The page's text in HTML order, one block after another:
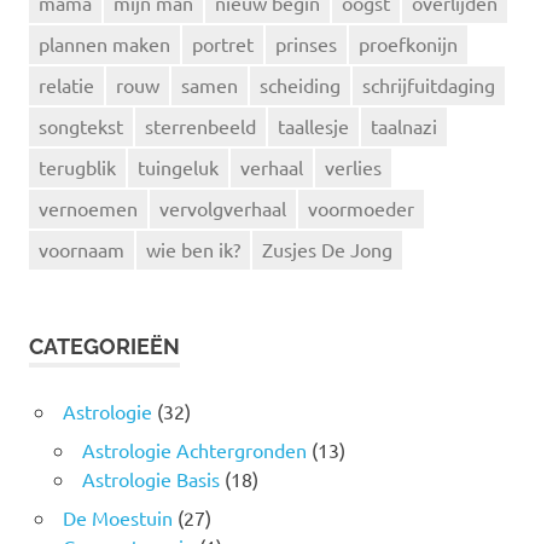
plannen maken
portret prinses
proefkonijn
relatie
rouw samen scheiding
schrijfuitdaging
songtekst
sterrenbeeld taallesje
taalnazi
terugblik
tuingeluk verhaal
verlies
vernoemen
vervolgverhaal
voormoeder
voornaam
wie ben ik? Zusjes De Jong
CATEGORIEËN
Astrologie (32)
Astrologie Achtergronden (13)
Astrologie Basis(18)
De Moestuin (27)